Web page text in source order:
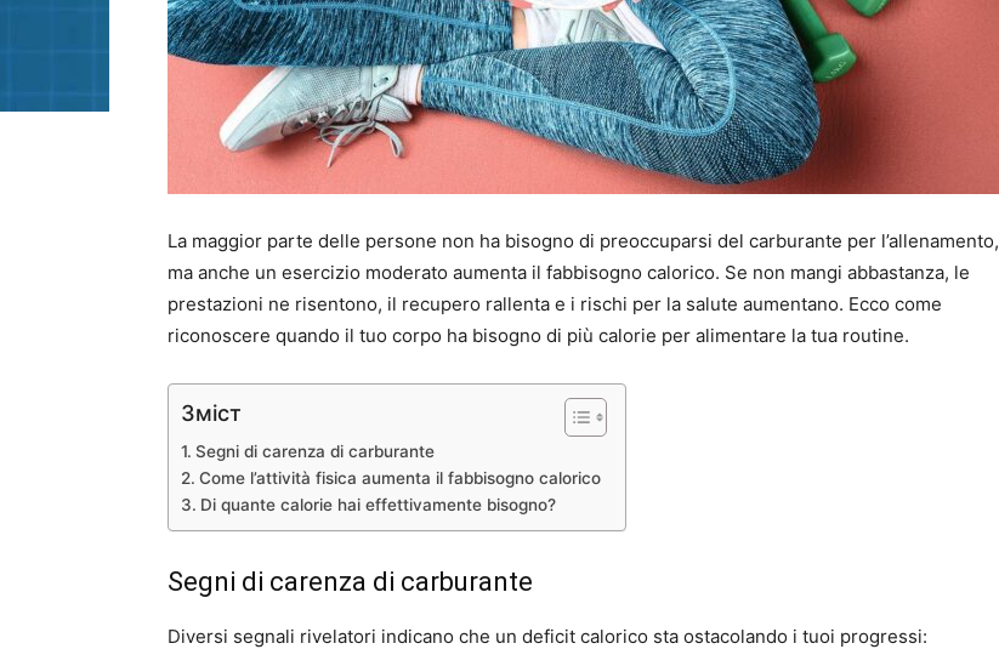
La maggior parte delle persone non ha bisogno di preoccuparsi del carburante per l’allenamento,
ma anche un esercizio moderato aumenta il fabbisogno calorico. Se non mangi abbastanza, le
prestazioni ne risentono, il recupero rallenta e i rischi per la salute aumentano. Ecco come
riconoscere quando il tuo corpo ha bisogno di più calorie per alimentare la tua routine.
Зміст
Segni di carenza di carburante
Come l’attività fisica aumenta il fabbisogno calorico
Di quante calorie hai effettivamente bisogno?
Segni di carenza di carburante
Diversi segnali rivelatori indicano che un deficit calorico sta ostacolando i tuoi progressi: